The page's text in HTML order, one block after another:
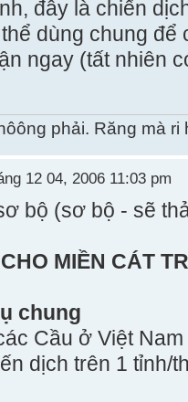
đây là chiến
dùng chung
ngay (tất nhiên
phải. Răng mà ri
12 04, 2006 11:03 pm
bộ (sơ bộ - sẽ
MIỀN CÁT
chung
Cầu ở Việt
dịch trên 1 tỉnh/